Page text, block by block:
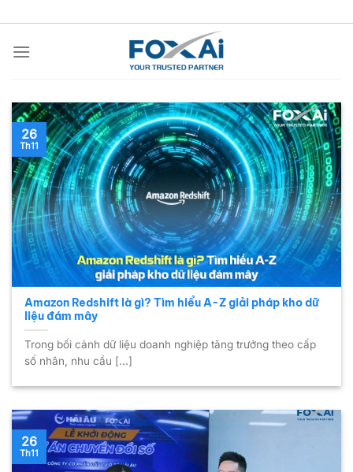
đến
nội
Amazon Redshift là gì? Tìm hiểu A-Z giải pháp kho dữ
liệu đám mây
Trong bối cảnh dữ liệu doanh nghiệp tăng trưởng theo cấp
số nhân, nhu cầu [...]
26
Th11
26
Th11